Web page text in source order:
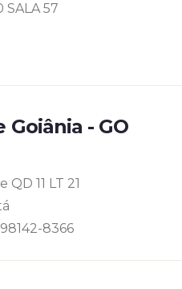
SALA 57
- GO
11 LT 21
8366